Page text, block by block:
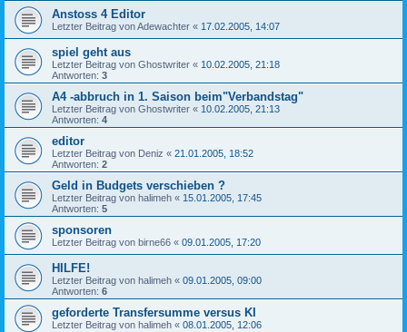
Anstoss 4 Editor
Letzter Beitrag vonAdewachter « 17.02.2005, 14:07
spiel geht aus
Letzter Beitrag von Ghostwriter « 10.02.2005, 21:18
Antworten: 3
A4 -abbruch in 1. Saison beim"Verbandstag"
Letzter Beitrag von Ghostwriter « 10.02.2005, 21:13
Antworten: 4
editor
Letzter Beitrag von Deniz « 21.01.2005, 18:52
Antworten: 2
Geld in Budgets verschieben ?
Letzter Beitrag von halimeh « 15.01.2005, 17:45
Antworten: 5
sponsoren
Letzter Beitrag von birne66 « 09.01.2005, 17:20
HILFE!
Letzter Beitrag von halimeh « 09.01.2005, 09:00
Antworten: 6
geforderte Transfersumme versus KI
Letzter Beitrag von halimeh « 08.01.2005, 12:06